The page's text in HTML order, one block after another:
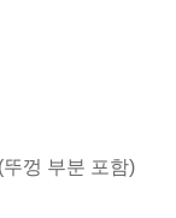
껑 부분 포함)